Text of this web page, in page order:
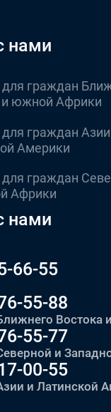
нами
для граждан
и южной Африки
граждан
Америки
граждан
Африки
нами
66-55
55-88
55-77
и
00-55
и Латинской